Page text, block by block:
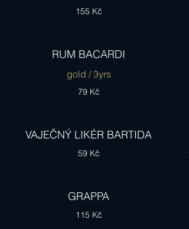
155 Kč
RUM BACARDI
gold / 3yrs
79 Kč
VAJEČNÝ LIKÉR BARTIDA
59 Kč
GRAPPA
115 Kč